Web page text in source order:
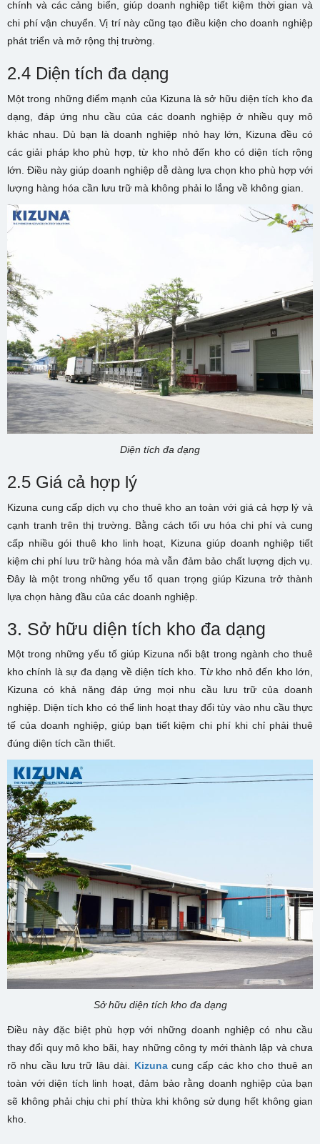
chính và các cảng biển, giúp doanh nghiệp tiết kiệm thời gian và
chi phí vận chuyển. Vị trí này cũng tạo điều kiện cho doanh nghiệp
phát triển và mở rộng thị trường.
2.4 Diện tích đa dạng
Một trong những điểm mạnh của Kizuna là sở hữu diện tích kho đa
dạng, đáp ứng nhu cầu của các doanh nghiệp ở nhiều quy mô
khác nhau. Dù bạn là doanh nghiệp nhỏ hay lớn, Kizuna đều có
các giải pháp kho phù hợp, từ kho nhỏ đến kho có diện tích rộng
lớn. Điều này giúp doanh nghiệp dễ dàng lựa chọn kho phù hợp với
lượng hàng hóa cần lưu trữ mà không phải lo lắng về không gian.
Diện tích đa dạng
2.5 Giá cả hợp lý
Kizuna cung cấp dịch vụ cho thuê kho an toàn với giá cả hợp lý và
cạnh tranh trên thị trường. Bằng cách tối ưu hóa chi phí và cung
cấp nhiều gói thuê kho linh hoạt, Kizuna giúp doanh nghiệp tiết
kiệm chi phí lưu trữ hàng hóa mà vẫn đảm bảo chất lượng dịch vụ.
Đây là một trong những yếu tố quan trọng giúp Kizuna trở thành
lựa chọn hàng đầu của các doanh nghiệp.
3. Sở hữu diện tích kho đa dạng
Một trong những yếu tố giúp Kizuna nổi bật trong ngành cho thuê
kho chính là sự đa dạng về diện tích kho. Từ kho nhỏ đến kho lớn,
Kizuna có khả năng đáp ứng mọi nhu cầu lưu trữ của doanh
nghiệp. Diện tích kho có thể linh hoạt thay đổi tùy vào nhu cầu thực
tế của doanh nghiệp, giúp bạn tiết kiệm chi phí khi chỉ phải thuê
đúng diện tích cần thiết.
Sở hữu diện tích kho đa dạng
Điều này đặc biệt phù hợp với những doanh nghiệp có nhu cầu
thay đổi quy mô kho bãi, hay những công ty mới thành lập và chưa
rõ nhu cầu lưu trữ lâu dài. Kizunacung cấp các kho cho thuê an
toàn với diện tích linh hoạt, đảm bảo rằng doanh nghiệp của bạn
sẽ không phải chịu chi phí thừa khi không sử dụng hết không gian
kho.